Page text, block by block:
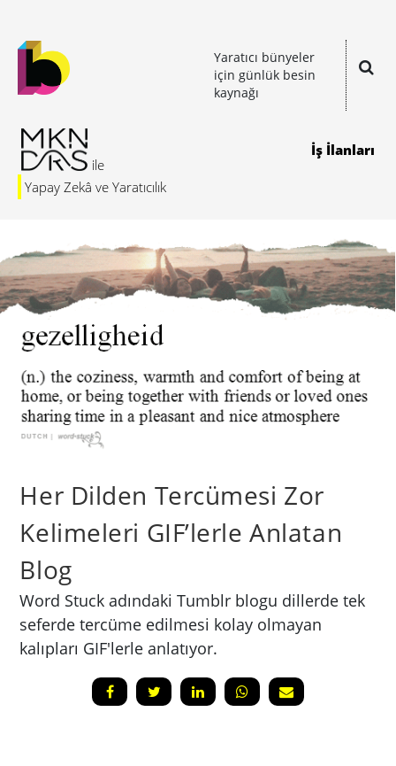
Yaratıcı bünyeler
için günlük besin
kaynağı
Yapay Zekâ ve Yaratıcılık
İş İlanları
Her Dilden Tercümesi Zor
Kelimeleri GIF’lerle Anlatan
Blog
Word Stuck adındaki Tumblr blogu dillerde tek
seferde tercüme edilmesi kolay olmayan
kalıpları GIF'lerle anlatıyor.